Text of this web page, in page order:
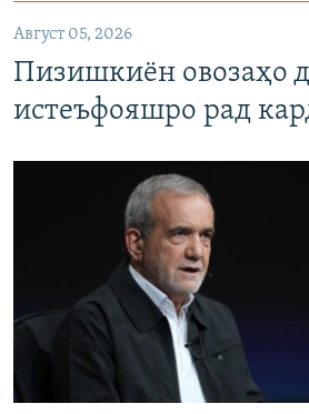
Август 05, 2026
Пизишкиён овозаҳо
истеъфояшро рад